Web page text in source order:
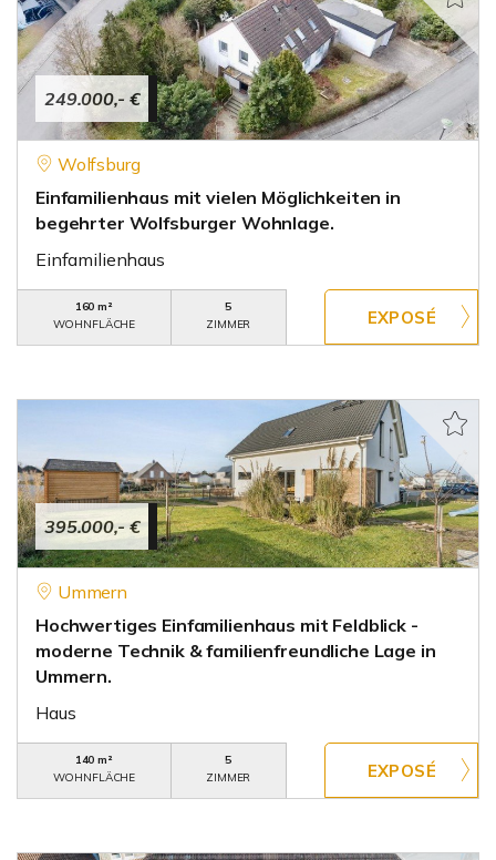
249.000,- €
Wolfsburg
Einfamilienhaus mit vielen Möglichkeiten in
begehrter Wolfsburger Wohnlage.
Einfamilienhaus
160 m²
WOHNFLÄCHE
5
ZIMMER
395.000,- €
Ummern
Hochwertiges Einfamilienhaus mit Feldblick -
moderne Technik & familienfreundliche Lage in
Ummern.
Haus
140 m²
WOHNFLÄCHE
5
ZIMMER